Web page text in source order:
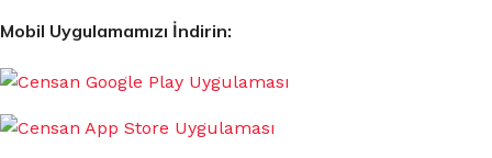
Mobil Uygulamamızı İndirin: